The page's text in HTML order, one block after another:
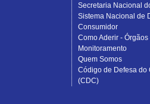
Secretaria Nacional
Sistema Nacional de
Consumidor
Como Aderir - Órgãos
Monitoramento
Quem Somos
Código de Defesa do
(CDC)